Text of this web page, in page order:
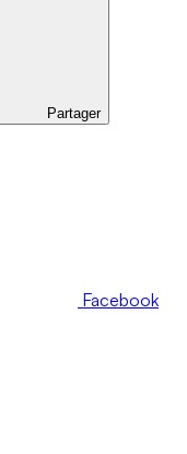
Partager
Facebook